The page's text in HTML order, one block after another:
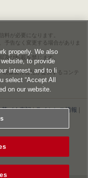
料が必要になります。
予告なく変更する場合がありま
及び転載を禁じます。
映像製作会社が提供するコンテ
づく表記|ライセンス情報
properly. We also
to provide
interest, and to li
select “Accept All
on our website.